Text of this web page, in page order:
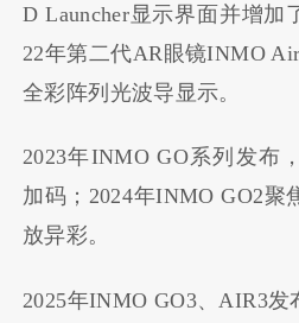
D Launcher显示界面并增加
22年第二代AR眼镜INMO
全彩阵列光波导显示。
2023年INMO GO系列发布
加码；2024年INMO GO2
放异彩。
2025年INMO GO3、AIR3